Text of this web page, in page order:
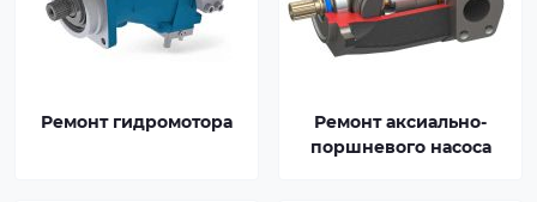
Ремонт гидромотора
Ремонт аксиально-
поршневого насоса